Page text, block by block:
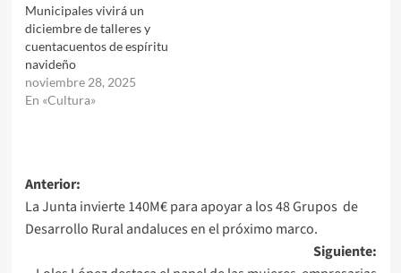
Municipales vivirá un
diciembre de talleres y
cuentacuentos de espíritu
navideño
noviembre 28, 2025
En «Cultura»
Navegación
de
entradas
Anterior:
La Junta invierte 140M€ para apoyar a los 48 Grupos de
Desarrollo Rural andaluces en el próximo marco.
Siguiente: